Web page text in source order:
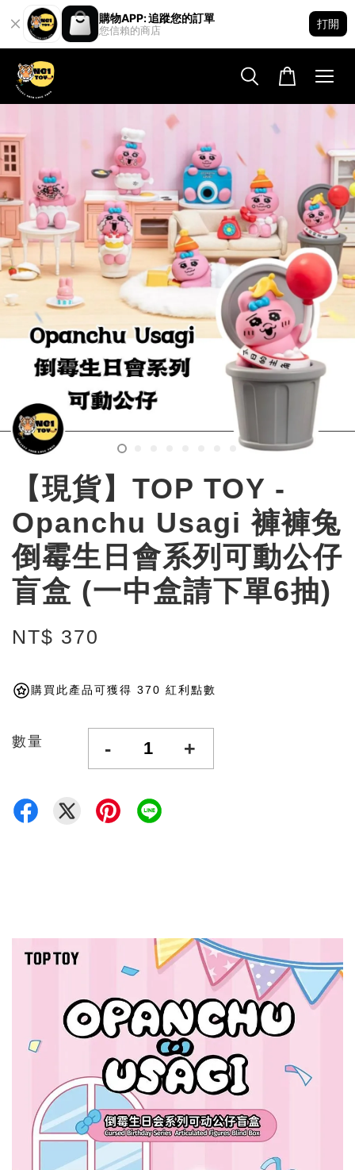
購物APP: 追蹤您的訂單
您信賴的商店
打開
【現貨】TOP TOY -
Opanchu Usagi 褲褲兔
倒霉生日會系列可動公仔
盲盒 (一中盒請下單6抽)
NT$ 370
購買此產品可獲得 370 紅利點數
數量 - +